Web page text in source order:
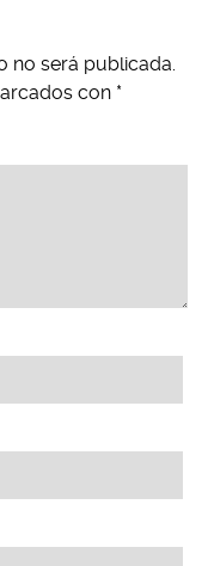
no será publicada.
con *